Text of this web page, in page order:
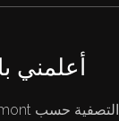
أعلمني
التصفية حسب Fairmont: